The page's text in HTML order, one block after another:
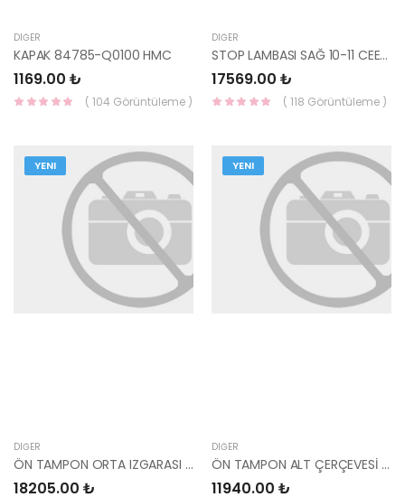
DIĞER
KAPAK 84785-Q0100 HMC
1169.00 ₺
( 104 Görüntüleme )
DIĞER
STOP LAMBASI SAĞ 10-11 CEED 92402-1H050-HMC
17569.00 ₺
( 118 Görüntüleme )
YENI
DIĞER
ÖN TAMPON ORTA IZGARASI KONA 86560-J9CB0 HMC
18205.00 ₺
YENI
DIĞER
ÖN TAMPON ALT ÇERÇEVESİ KONA 86569-J9CA0 HMC
11940.00 ₺